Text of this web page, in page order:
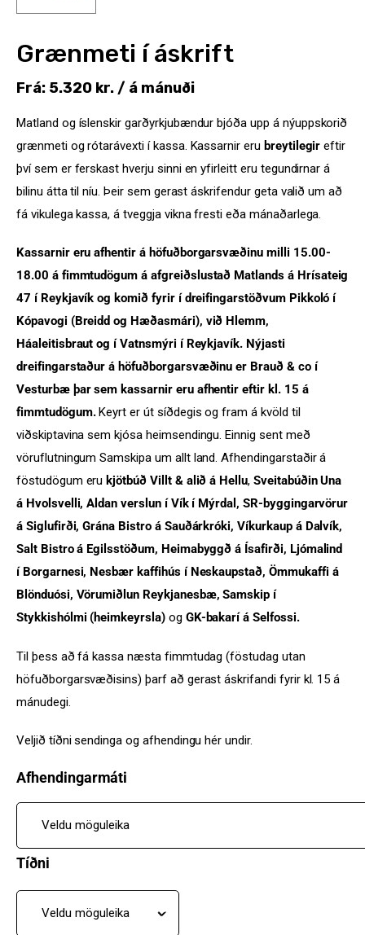
Grænmeti í áskrift
Frá: 5.320 kr. / á mánuði
Matland og íslenskir garðyrkjubændur bjóða upp á nýuppskorið
grænmeti og rótarávexti í kassa. Kassarnir eru breytilegir eftir
því sem er ferskast hverju sinni en yfirleitt eru tegundirnar á
bilinu átta til níu. Þeir sem gerast áskrifendur geta valið um að
fá vikulega kassa, á tveggja vikna fresti eða mánaðarlega.
Kassarnir eru afhentir á höfuðborgarsvæðinu milli 15.00-
18.00 á fimmtudögum á afgreiðslustað Matlands á Hrísateig
47 í Reykjavík og komið fyrir í dreifingarstöðvum Pikkoló í
Kópavogi (Breidd og Hæðasmári), við Hlemm,
Háaleitisbraut og í Vatnsmýri í Reykjavík. Nýjasti
dreifingarstaður á höfuðborgarsvæðinu er Brauð & co í
Vesturbæ þar sem kassarnir eru afhentir eftir kl. 15 á
fimmtudögum. Keyrt er út síðdegis og fram á kvöld til
viðskiptavina sem kjósa heimsendingu. Einnig sent með
vöruflutningum Samskipa um allt land. Afhendingarstaðir á
föstudögum eru kjötbúð Villt & alið á Hellu,Sveitabúðin Una
á Hvolsvelli, Aldan verslun í Vík í Mýrdal, SR-byggingarvörur
á Siglufirði, Grána Bistro á Sauðárkróki, Víkurkaup á Dalvík,
Salt Bistro á Egilsstöðum, Heimabyggð á Ísafirði, Ljómalind
í Borgarnesi, Nesbær kaffihús í Neskaupstað, Ömmukaffi á
Blönduósi, Vörumiðlun Reykjanesbæ, Samskip í
Stykkishólmi (heimkeyrsla) og GK-bakarí á Selfossi.
Til þess að fá kassa næsta fimmtudag (föstudag utan
höfuðborgarsvæðisins) þarf að gerast áskrifandi fyrir kl. 15 á
mánudegi.
Veljið tíðni sendinga og afhendingu hér undir.
Afhendingarmáti
Tíðni